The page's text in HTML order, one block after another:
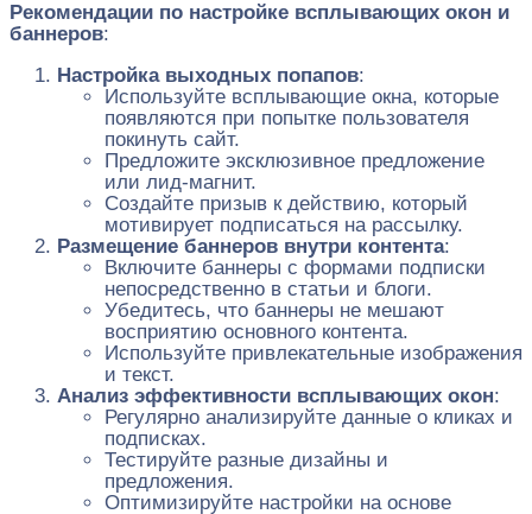
Рекомендации по настройке всплывающих окон и
баннеров:
Настройка выходных попапов:
Используйте всплывающие окна, которые
появляются при попытке пользователя
покинуть сайт.
Предложите эксклюзивное предложение
или лид-магнит.
Создайте призыв к действию, который
мотивирует подписаться на рассылку.
Размещение баннеров внутри контента:
Включите баннеры с формами подписки
непосредственно в статьи и блоги.
Убедитесь, что баннеры не мешают
восприятию основного контента.
Используйте привлекательные изображения
и текст.
Анализ эффективности всплывающих окон:
Регулярно анализируйте данные о кликах и
подписках.
Тестируйте разные дизайны и
предложения.
Оптимизируйте настройки на основе